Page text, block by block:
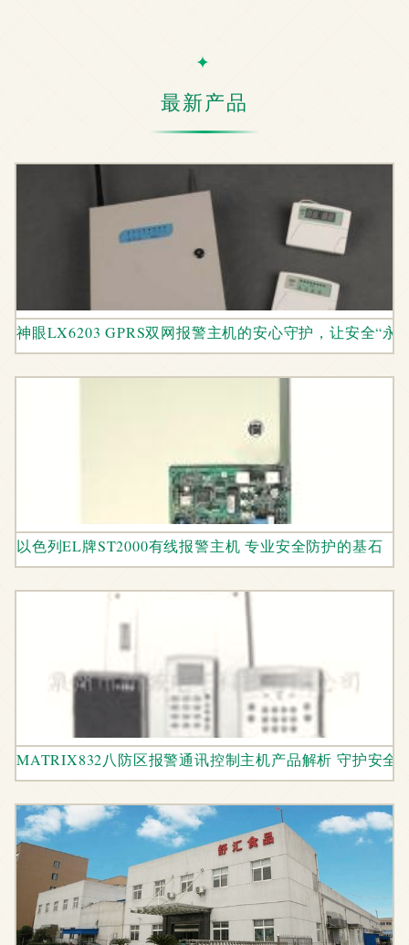
最新产品
神眼LX6203 GPRS双网报警主机的安心守护，让安全“永
以色列EL牌ST2000有线报警主机 专业安全防护的基石
MATRIX832八防区报警通讯控制主机产品解析 守护安全